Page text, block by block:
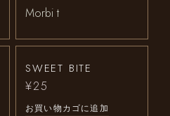
Morbi t
SWEET BITE
¥25
お買い物カゴに追加